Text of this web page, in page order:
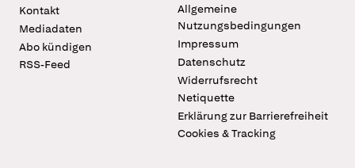
Kontakt
Mediadaten
Abo kündigen
RSS-Feed
Allgemeine
Nutzungsbedingungen
Impressum
Datenschutz
Widerrufsrecht
Netiquette
Erklärung zur Barrierefreiheit
Cookies & Tracking